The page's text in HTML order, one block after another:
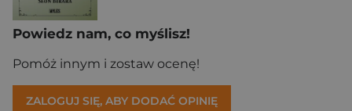
Powiedz nam, co myślisz!
Pomóż innym i zostaw ocenę!
ZALOGUJ SIĘ, ABY DODAĆ OPINIĘ